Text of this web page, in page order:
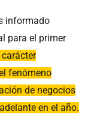
informado
para el primer
fenómeno
de negocios
en el año.